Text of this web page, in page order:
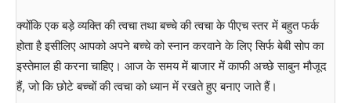
क्योंकि एक बड़े व्यक्ति की त्वचा तथा बच्चे की त्वचा के पीएच स्तर में बहुत फर्क
होता है इसीलिए आपको अपने बच्चे को स्नान करवाने के लिए सिर्फ बेबी सोप का
इस्तेमाल ही करना चाहिए। आज के समय में बाजार में काफी अच्छे साबुन मौजूद
हैं, जो कि छोटे बच्चों की त्वचा को ध्यान में रखते हुए बनाए जाते हैं।